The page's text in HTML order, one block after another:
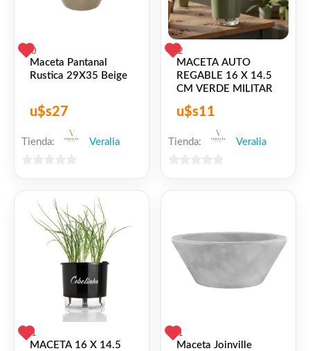
0
Maceta Pantanal
Rustica 29X35 Beige
u$s27
Tienda: Veralia
2
MACETA AUTO
REGABLE 16 X 14.5
CM VERDE MILITAR
u$s11
Tienda: Veralia
1
MACETA 16 X 14.5
1
Maceta Joinville